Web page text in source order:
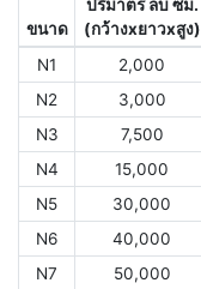
ขนาด
ปริมาตร ลบ ซม.
(กว้างxยาวxสูง)
N1
2,000
N2
3,000
N3
7,500
N4
15,000
N5
30,000
N6
40,000
N7
50,000